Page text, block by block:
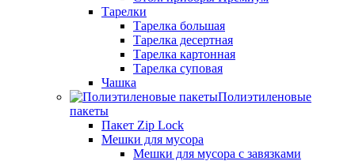
Тарелки
Тарелка большая
Тарелка десертная
Тарелка картонная
Тарелка суповая
Чашка
Полиэтиленовые
пакеты
Пакет Zip Lock
Мешки для мусора
Мешки для мусора с завязками